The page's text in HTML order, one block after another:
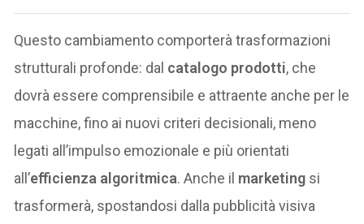
Questo cambiamento comporterà trasformazioni
strutturali profonde: dal catalogo prodotti, che
dovrà essere comprensibile e attraente anche per le
macchine, fino ai nuovi criteri decisionali, meno
legati all’impulso emozionale e più orientati
all’efficienza algoritmica. Anche il marketing si
trasformerà, spostandosi dalla pubblicità visiva